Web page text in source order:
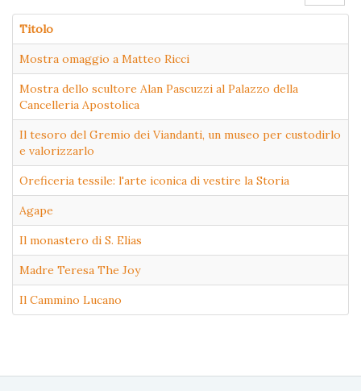
Titolo
Mostra omaggio a Matteo Ricci
Mostra dello scultore Alan Pascuzzi al Palazzo della
Cancelleria Apostolica
Il tesoro del Gremio dei Viandanti, un museo per custodirlo
e valorizzarlo
Oreficeria tessile: l'arte iconica di vestire la Storia
Agape
Il monastero di S. Elias
Madre Teresa The Joy
Il Cammino Lucano